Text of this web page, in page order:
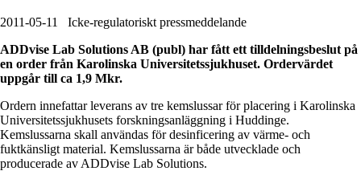
2011-05-11
Icke-regulatoriskt pressmeddelande
ADDvise Lab Solutions AB (publ) har fått ett tilldelningsbeslut på
en order från Karolinska Universitetssjukhuset. Ordervärdet
uppgår till ca 1,9 Mkr.
Ordern innefattar leverans av tre kemslussar för placering i Karolinska
Universitetssjukhusets forskningsanläggning i Huddinge.
Kemslussarna skall användas för desinficering av värme- och
fuktkänsligt material. Kemslussarna är både utvecklade och
producerade av ADDvise Lab Solutions.